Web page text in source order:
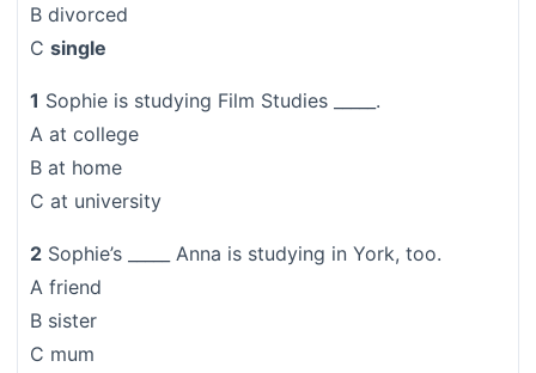
B divorced
C single
1 Sophie is studying Film Studies _____.
A at college
B at home
C at university
2 Sophie’s _____ Anna is studying in York, too.
A friend
B sister
C mum